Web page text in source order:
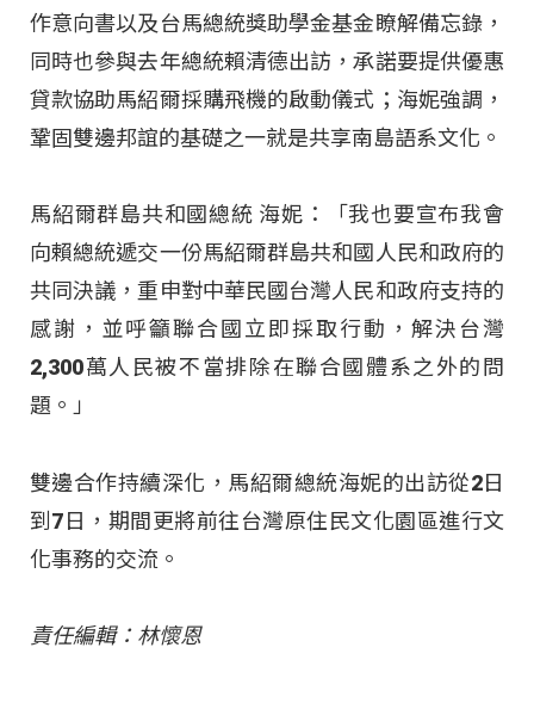
作意向書以及台馬總統獎助學金基金瞭解備忘錄，
同時也參與去年總統賴清德出訪，承諾要提供優惠
貸款協助馬紹爾採購飛機的啟動儀式；海妮強調，
鞏固雙邊邦誼的基礎之一就是共享南島語系文化。
馬紹爾群島共和國總統 海妮：「我也要宣布我會
向賴總統遞交一份馬紹爾群島共和國人民和政府的
共同決議，重申對中華民國台灣人民和政府支持的
感謝，並呼籲聯合國立即採取行動，解決台灣
2,300萬人民被不當排除在聯合國體系之外的問
題。」
雙邊合作持續深化，馬紹爾總統海妮的出訪從2日
到7日，期間更將前往台灣原住民文化園區進行文
化事務的交流。
責任編輯：林懷恩